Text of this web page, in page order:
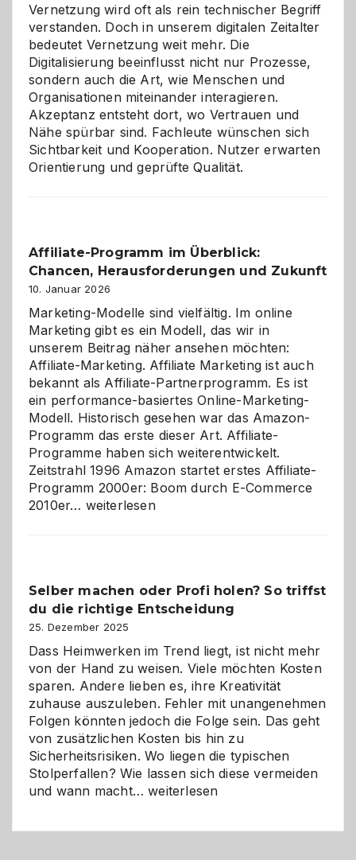
Vernetzung wird oft als rein technischer Begriff
verstanden. Doch in unserem digitalen Zeitalter
bedeutet Vernetzung weit mehr. Die
Digitalisierung beeinflusst nicht nur Prozesse,
sondern auch die Art, wie Menschen und
Organisationen miteinander interagieren.
Akzeptanz entsteht dort, wo Vertrauen und
Nähe spürbar sind. Fachleute wünschen sich
Sichtbarkeit und Kooperation. Nutzer erwarten
Orientierung und geprüfte Qualität.
Affiliate-Programm im Überblick:
Chancen, Herausforderungen und Zukunft
10. Januar 2026
Marketing-Modelle sind vielfältig. Im online
Marketing gibt es ein Modell, das wir in
unserem Beitrag näher ansehen möchten:
Affiliate-Marketing. Affiliate Marketing ist auch
bekannt als Affiliate-Partnerprogramm. Es ist
ein performance-basiertes Online-Marketing-
Modell. Historisch gesehen war das Amazon-
Programm das erste dieser Art. Affiliate-
Programme haben sich weiterentwickelt.
Zeitstrahl 1996 Amazon startet erstes Affiliate-
Programm 2000er: Boom durch E-Commerce
2010er… Affiliate-
Herausforderungen
und
Zukunft
weiterlesen
Selber machen oder Profi holen? So triffst
du die richtige Entscheidung
25. Dezember 2025
Dass Heimwerken im Trend liegt, ist nicht mehr
von der Hand zu weisen. Viele möchten Kosten
sparen. Andere lieben es, ihre Kreativität
zuhause auszuleben. Fehler mit unangenehmen
Folgen könnten jedoch die Folge sein. Das geht
von zusätzlichen Kosten bis hin zu
Sicherheitsrisiken. Wo liegen die typischen
Stolperfallen? Wie lassen sich diese vermeiden
und wann macht…Selber
weiterlesen